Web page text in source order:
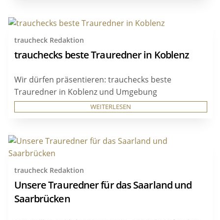
traucheck Redaktion
trauchecks beste Trauredner in Koblenz
Wir dürfen präsentieren: trauchecks beste
Trauredner in Koblenz und Umgebung
WEITERLESEN
traucheck Redaktion
Unsere Trauredner für das Saarland und
Saarbrücken